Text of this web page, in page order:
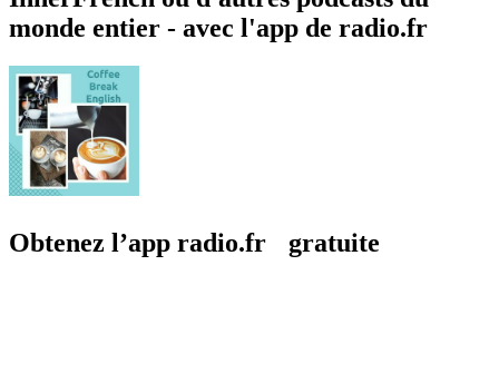
monde entier - avec l'app de radio.fr
Obtenez l’app radio.fr gratuite